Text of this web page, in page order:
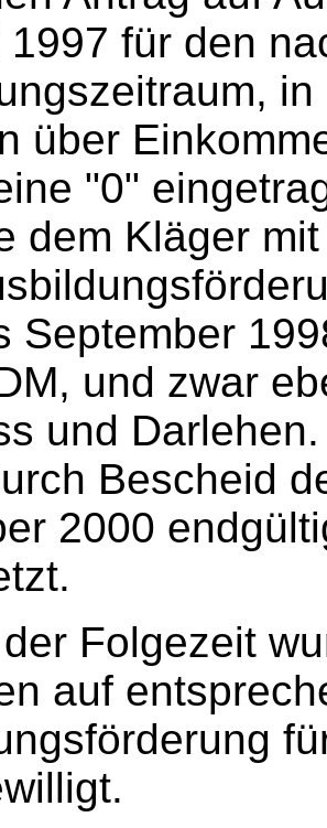
1997 für den
über
"0"
dem Kläger
September
und zwar
und
Bescheid
2000
Folgezeit
auf